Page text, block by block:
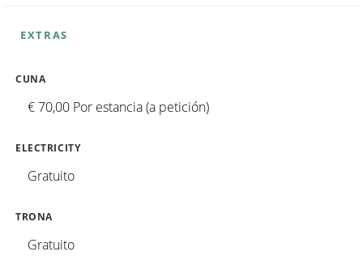
EXTRAS
CUNA
€ 70,00 Por estancia (a petición)
ELECTRICITY
Gratuito
TRONA
Gratuito